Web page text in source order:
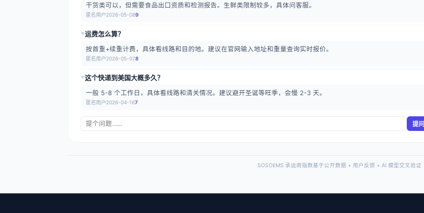
干货类可以，但需要食品出口资质和检测报告。生鲜类限制较多，具体问客服。
匿名用户2026-05-089
▶运费怎么算？
按首重+续重计费，具体看线路和目的地。建议在官网输入地址和重量查询实时报价。
匿名用户2026-05-078
▶这个快递到美国大概多久？
一般 5-8 个工作日，具体看线路和清关情况。建议避开圣诞等旺季，会慢 2-3 天。
匿名用户2026-04-167
提问
SOSOEMS 承运商指数基于公开数据 + 用户反馈 + AI 模型交叉验证